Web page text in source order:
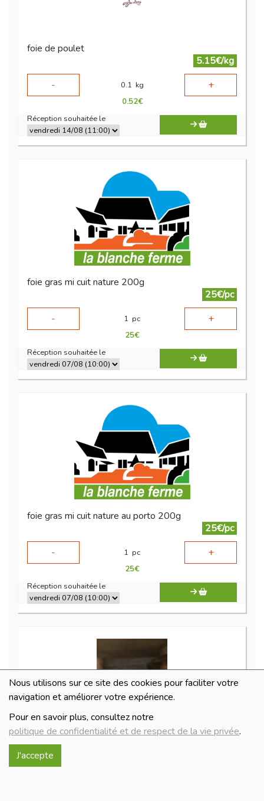
Nous utilisons sur ce site des cookies pour faciliter votre
navigation et améliorer votre expérience.
Pour en savoir plus, consultez notre
politique de confidentialité et de respect de la vie privée.
J'accepte
foie de poulet
5.15€/kg
-
0.1 kg +
0.52€
Réception souhaitée le
foie gras mi cuit nature 200g
25€/pc
-
1 pc +
25€
Réception souhaitée le
foie gras mi cuit nature au porto 200g
25€/pc
-
1 pc +
25€
Réception souhaitée le
foie gras terrine